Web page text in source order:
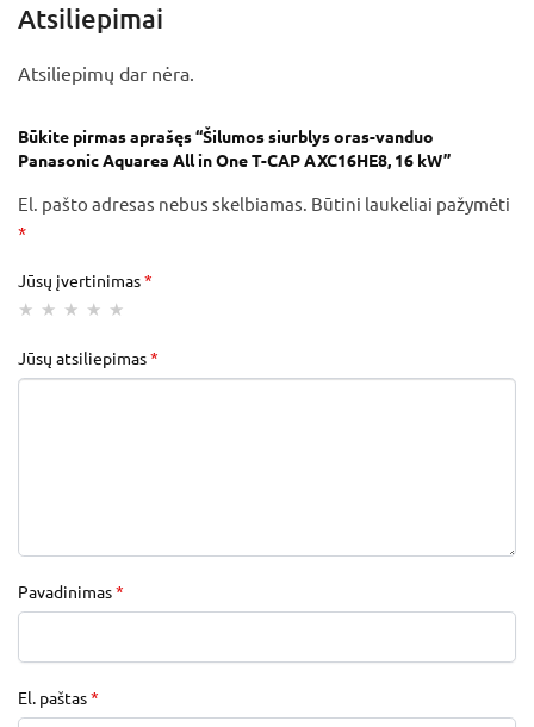
Atsiliepimai
Atsiliepimų dar nėra.
Būkite pirmas aprašęs “Šilumos siurblys oras-vanduo
Panasonic Aquarea All in One T-CAP AXC16HE8, 16 kW”
El. pašto adresas nebus skelbiamas. Būtini laukeliai pažymėti
*
Jūsų įvertinimas*
Jūsų atsiliepimas*
Pavadinimas*
El. paštas*